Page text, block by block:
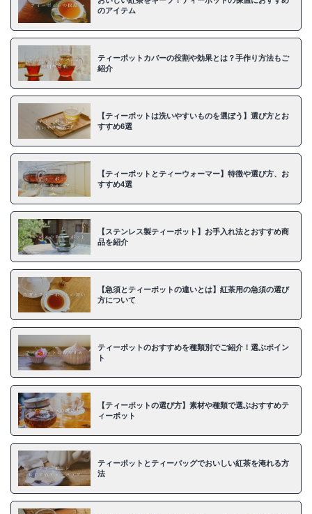
のアイテム
ティーポットカバーの役割や効果とは？手作り方法もご
紹介
【ティーポットは洗いやすいものを選ぼう】選び方とお
すすめ6選
【ティーポットとティーウォーマー】特徴や選び方、お
すすめ4選
【ステンレス製ティーポット】お手入れ法とおすすめ商
品を紹介
【急須とティーポットの違いとは】紅茶用の急須の選び
方について
ティーポットのおすすめを種類別でご紹介！選ぶポイン
ト
【ティーポットの選び方】素材や種類で選ぶおすすめテ
ィーポット
ティーポットとティーバッグでおいしい紅茶を淹れる方
法